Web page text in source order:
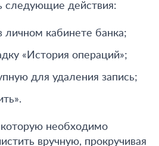
следующие действия:
личном кабинете банка;
«История операций»;
для удаления запись;
необходимо
вручную, прокручивая